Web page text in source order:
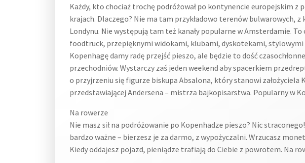
Każdy, kto chociaż trochę podróżował po kontynencie europejskim z
krajach. Dlaczego? Nie ma tam przykładowo terenów bulwarowych,
Londynu. Nie występują tam też kanały popularne w Amsterdamie.
foodtruck, przepięknymi widokami, klubami, dyskotekami, stylowymi
Kopenhagę damy radę przejść pieszo, ale będzie to dość
przechodniów. Wystarczy zaś jeden weekend aby spacerkiem
o przyjrzeniu się figurze biskupa Absalona, który stanowi
przedstawiającej Andersena – mistrza bajkopisarstwa. Popularny w
Na rowerze
Nie masz sił na podróżowanie po Kopenhadze pieszo? Nic
bardzo ważne – bierzesz je za darmo, z wypożyczalni. Wrzucasz
Kiedy oddajesz pojazd, pieniądze trafiają do Ciebie z powrotem. Na